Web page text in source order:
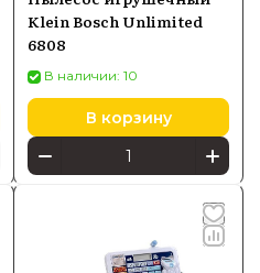
Klein Bosch Unlimited
6808
В наличии: 10
В корзину